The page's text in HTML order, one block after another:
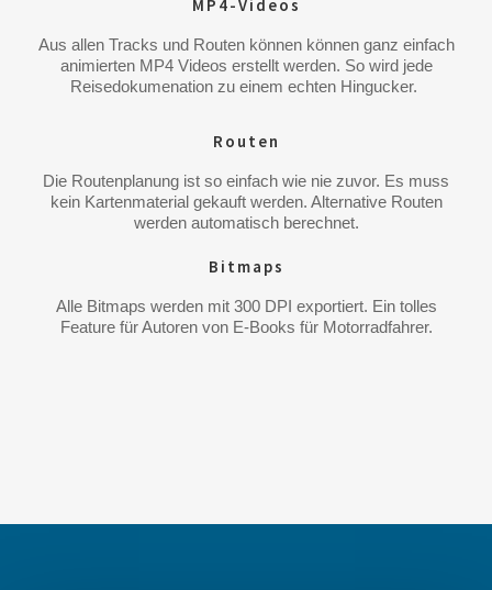
MP4-Videos
Aus allen Tracks und Routen können können ganz einfach
animierten MP4 Videos erstellt werden. So wird jede
Reisedokumenation zu einem echten Hingucker.
Routen
Die Routenplanung ist so einfach wie nie zuvor. Es muss
kein Kartenmaterial gekauft werden. Alternative Routen
werden automatisch berechnet.
Bitmaps
Alle Bitmaps werden mit 300 DPI exportiert. Ein tolles
Feature für Autoren von E-Books für Motorradfahrer.